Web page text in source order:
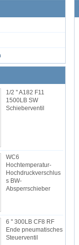
1/2 '' A182 F11
1500LB SW
Schieberventil
WC6
Hochtemperatur-
Hochdruckverschlus
s BW-
Absperrschieber
6 '' 300LB CF8 RF
Ende pneumatisches
Steuerventil